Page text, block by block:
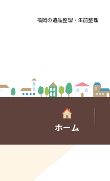
福岡の遺品整理・生前整理
ホーム